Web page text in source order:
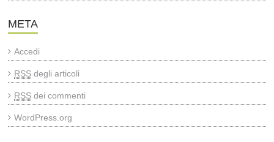
META
Accedi
RSS degli articoli
RSS dei commenti
WordPress.org